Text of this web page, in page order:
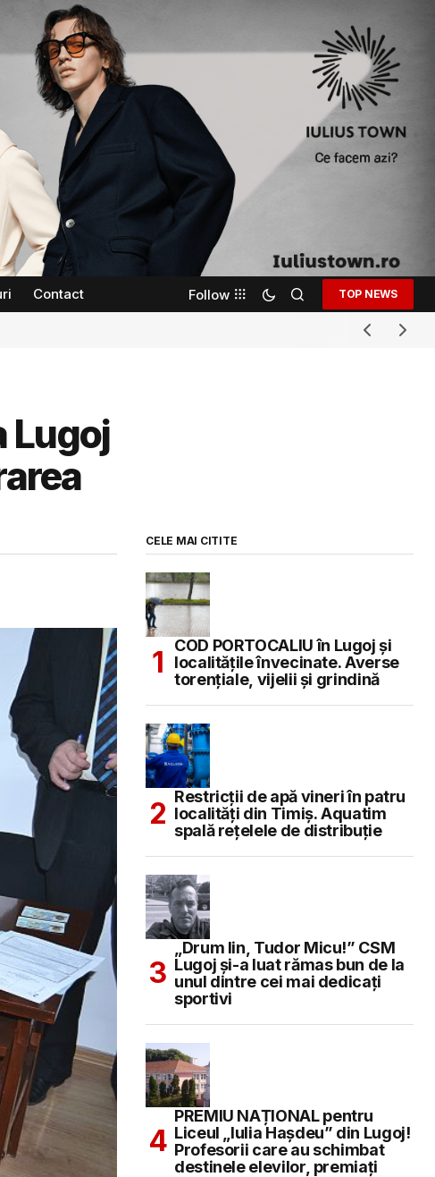
Contact Follow TOP NEWS
Lugoj
CELE MAI CITITE
COD PORTOCALIU în Lugoj și
localitățile învecinate. Averse
torențiale, vijelii și grindină
Restricții de apă vineri în patru
localități din Timiș. Aquatim
spală rețelele de distribuție
„Drum lin, Tudor Micu!” CSM
Lugoj și-a luat rămas bun de la
unul dintre cei mai dedicați
sportivi
PREMIU NAȚIONAL pentru
Liceul „Iulia Hașdeu” din Lugoj!
Profesorii care au schimbat
destinele elevilor, premiați